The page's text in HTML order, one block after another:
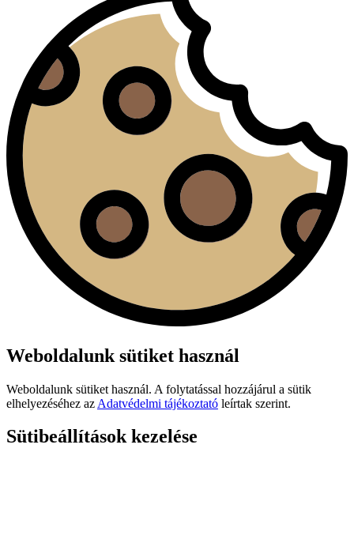
Weboldalunk sütiket használ
Weboldalunk sütiket használ. A folytatással hozzájárul a sütik
elhelyezéséhez az Adatvédelmi tájékoztató leírtak szerint.
Sütibeállítások kezelése